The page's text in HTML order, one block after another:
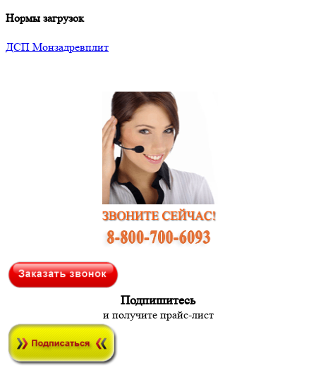
Нормы загрузок
ДСП Монзадревплит
Подпишитесь
и получите прайс-лист